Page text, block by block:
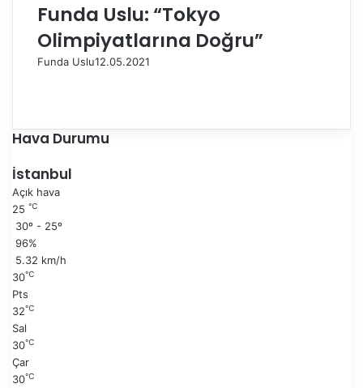
Funda Uslu: “Tokyo
Olimpiyatlarına Doğru”
Funda Uslu12.05.2021
e
k
s
a
n
k
i
Hava Durumu
İstanbul
Açık hava
25 ℃
30º - 25º
96%
5.32 km/h
30℃
Pts
32℃
Sal
30℃
Çar
30℃